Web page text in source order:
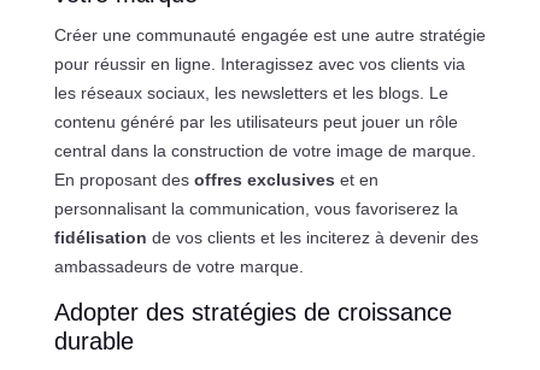
Créer une communauté engagée est une autre stratégie
pour réussir en ligne. Interagissez avec vos clients via
les réseaux sociaux, les newsletters et les blogs. Le
contenu généré par les utilisateurs peut jouer un rôle
central dans la construction de votre image de marque.
En proposant des offres exclusives et en
personnalisant la communication, vous favoriserez la
fidélisation de vos clients et les inciterez à devenir des
ambassadeurs de votre marque.
Adopter des stratégies de croissance
durable